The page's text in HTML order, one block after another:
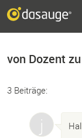
von Dozent
3 Beiträge: